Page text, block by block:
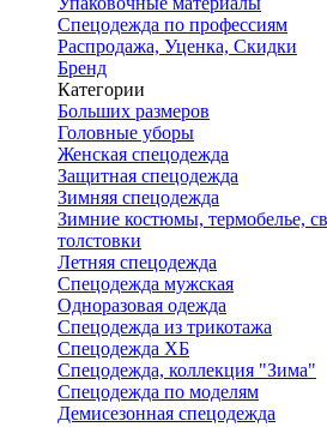
Спецодежда по профессиям
Распродажа, Уценка, Скидки
Бренд
Категории
Больших размеров
Головные уборы
Женская спецодежда
Защитная спецодежда
Зимняя спецодежда
Зимние костюмы, термобелье,
толстовки
Летняя спецодежда
Спецодежда мужская
Одноразовая одежда
Спецодежда из трикотажа
Спецодежда ХБ
Спецодежда, коллекция "Зима"
Спецодежда по моделям
Демисезонная спецодежда